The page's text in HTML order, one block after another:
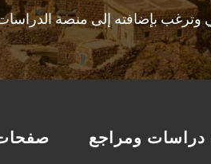
بإضافته إلى منصة
دراسات ومراجع